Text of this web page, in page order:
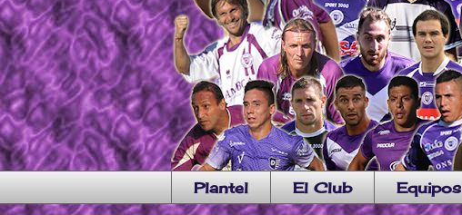
Plantel El Club Equipos